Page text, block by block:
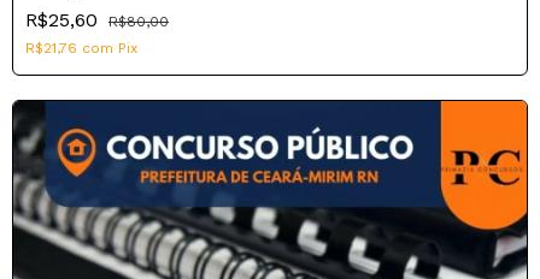
R$25,60
R$80,00
R$21,76 com Pix